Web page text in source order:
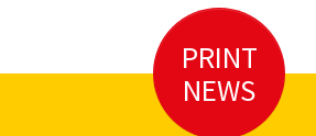
PRINT
NEWS